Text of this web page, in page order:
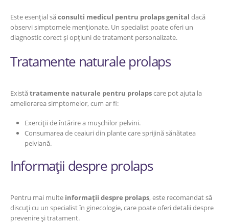
Este esențial săconsulti medicul pentru prolaps genital dacă
observi simptomele menționate. Un specialist poate oferi un
diagnostic corect și opțiuni de tratament personalizate.
Tratamente naturale prolaps
Existătratamente naturale pentru prolapscare pot ajuta la
ameliorarea simptomelor, cum ar fi:
Exerciții de întărire a mușchilor pelvini.
Consumarea de ceaiuri din plante care sprijină sănătatea
pelviană.
Informații despre prolaps
Pentru mai multe informații despre prolaps, este recomandat să
discuți cu un specialist în ginecologie, care poate oferi detalii despre
prevenire și tratament.